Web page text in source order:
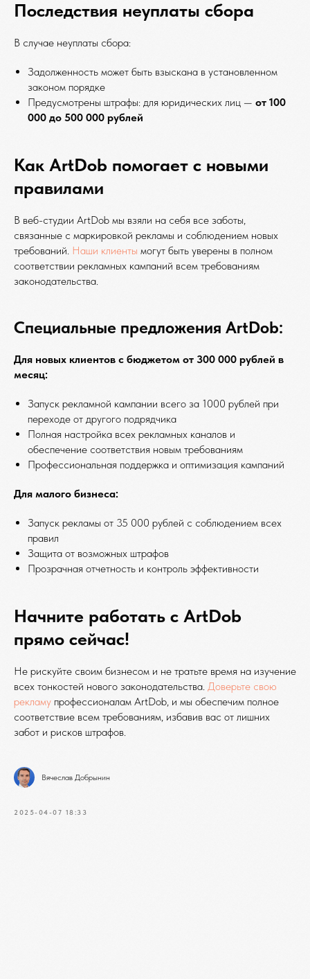
Последствия неуплаты сбора
В случае неуплаты сбора:
Задолженность может быть взыскана в установленном
законом порядке
Предусмотрены штрафы: для юридических лиц — от 100
000 до 500 000 рублей
Как ArtDob помогает с новыми
правилами
В веб-студии ArtDob мы взяли на себя все заботы,
связанные с маркировкой рекламы и соблюдением новых
требований. Наши клиенты могут быть уверены в полном
соответствии рекламных кампаний всем требованиям
законодательства.
Специальные предложения ArtDob:
Для новых клиентов с бюджетом от 300 000 рублей в
месяц:
Запуск рекламной кампании всего за 1000 рублей при
переходе от другого подрядчика
Полная настройка всех рекламных каналов и
обеспечение соответствия новым требованиям
Профессиональная поддержка и оптимизация кампаний
Для малого бизнеса:
Запуск рекламы от 35 000 рублей с соблюдением всех
правил
Защита от возможных штрафов
Прозрачная отчетность и контроль эффективности
Начните работать с ArtDob
прямо сейчас!
Не рискуйте своим бизнесом и не тратьте время на изучение
всех тонкостей нового законодательства. Доверьте свою
рекламу профессионалам ArtDob, и мы обеспечим полное
соответствие всем требованиям, избавив вас от лишних
забот и рисков штрафов.
Вячеслав Добрынин
2025-04-07 18:33